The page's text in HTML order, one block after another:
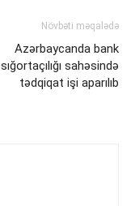
Növbəti məqalədə
Azərbaycanda bank
sığortaçılığı sahəsində
tədqiqat işi aparılıb